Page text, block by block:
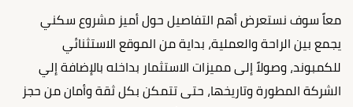
معاً سوف نستعرض أهم التفاصيل حول أميز مشروع سكني
يجمع بين الراحة والعملية، بداية من الموقع الاستثنائي
للكمبوند، وصولاً إلى مميزات الاستثمار بداخله بالإضافة إلي
الشركة المطورة وتاريخها، حتى تتمكن بكل ثقة وأمان من حجز